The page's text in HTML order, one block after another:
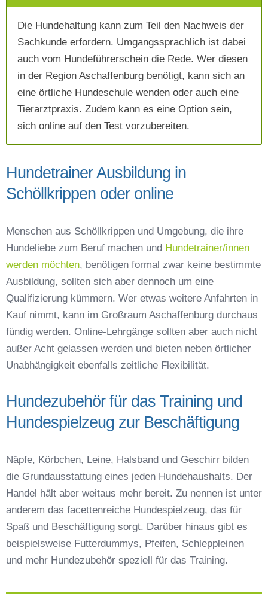
Mit Absenden der Daten akzeptiere ich die
AGB`s.
Absenden
Die Hundehaltung kann zum Teil den Nachweis der
Sachkunde erfordern. Umgangssprachlich ist dabei
auch vom Hundeführerschein die Rede. Wer diesen
in der Region Aschaffenburg benötigt, kann sich an
eine örtliche Hundeschule wenden oder auch eine
Tierarztpraxis. Zudem kann es eine Option sein,
sich online auf den Test vorzubereiten.
Hundetrainer Ausbildung in
Schöllkrippen oder online
Menschen aus Schöllkrippen und Umgebung, die ihre
Hundeliebe zum Beruf machen und Hundetrainer/innen
werden möchten, benötigen formal zwar keine bestimmte
Ausbildung, sollten sich aber dennoch um eine
Qualifizierung kümmern. Wer etwas weitere Anfahrten in
Kauf nimmt, kann im Großraum Aschaffenburg durchaus
fündig werden. Online-Lehrgänge sollten aber auch nicht
außer Acht gelassen werden und bieten neben örtlicher
Unabhängigkeit ebenfalls zeitliche Flexibilität.
Hundezubehör für das Training und
Hundespielzeug zur Beschäftigung
Näpfe, Körbchen, Leine, Halsband und Geschirr bilden
die Grundausstattung eines jeden Hundehaushalts. Der
Handel hält aber weitaus mehr bereit. Zu nennen ist unter
anderem das facettenreiche Hundespielzeug, das für
Spaß und Beschäftigung sorgt. Darüber hinaus gibt es
beispielsweise Futterdummys, Pfeifen, Schleppleinen
und mehr Hundezubehör speziell für das Training.